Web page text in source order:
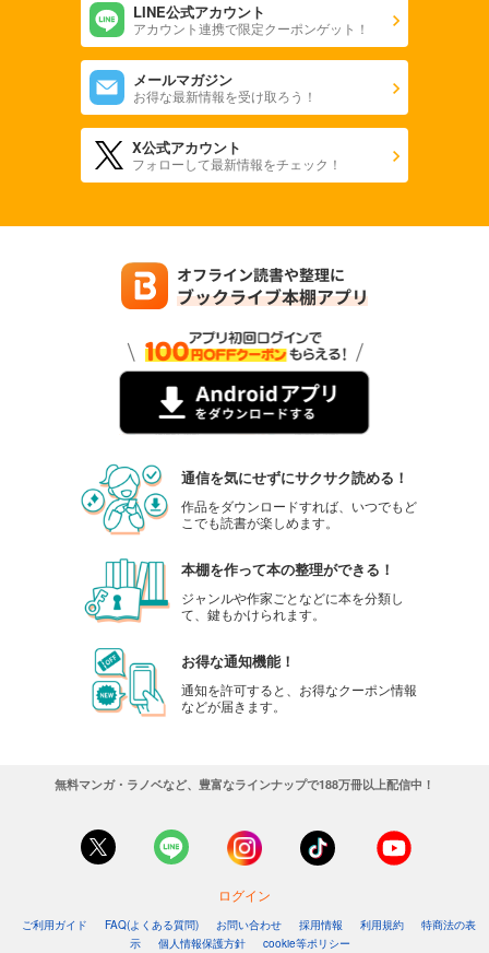
LINE公式アカウント
アカウント連携で限定クーポンゲット！
メールマガジン
お得な最新情報を受け取ろう！
X公式アカウント
フォローして最新情報をチェック！
通信を気にせずにサクサク読める！
作品をダウンロードすれば、いつでもど
こでも読書が楽しめます。
本棚を作って本の整理ができる！
ジャンルや作家ごとなどに本を分類し
て、鍵もかけられます。
お得な通知機能！
通知を許可すると、お得なクーポン情報
などが届きます。
無料マンガ・ラノベなど、豊富なラインナップで188万冊以上配信中！
ログイン
ご利用ガイド FAQ(よくある質問) お問い合わせ 採用情報 利用規約
特商法の表
示
個人情報保護方針 cookie等ポリシー